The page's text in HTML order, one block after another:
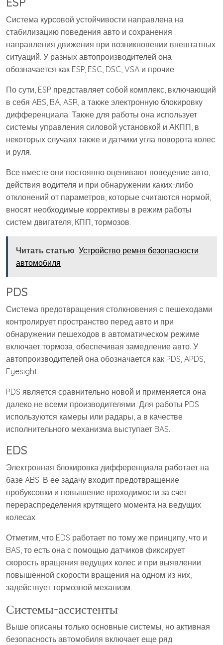
Система курсовой устойчивости направлена на
стабилизацию поведения авто и сохранения
направления движения при возникновении внештатных
ситуаций. У разных автопроизводителей она
обозначается как ESP, ESC, DSC, VSA и прочие.
По сути, ESP представляет собой комплекс, включающий
в себя ABS, BA, ASR, а также электронную блокировку
дифференциала. Также для работы она использует
системы управления силовой установкой и АКПП, в
некоторых случаях также и датчики угла поворота колес
и руля.
Все вместе они постоянно оценивают поведение авто,
действия водителя и при обнаружении каких-либо
отклонений от параметров, которые считаются нормой,
вносят необходимые коррективы в режим работы
систем двигателя, КПП, тормозов.
Читать статью Устройство ремня безопасности
автомобиля
PDS
Система предотвращения столкновения с пешеходами
контролирует пространство перед авто и при
обнаружении пешеходов в автоматическом режиме
включает тормоза, обеспечивая замедление авто. У
автопроизводителей она обозначается как PDS, APDS,
Eyesight.
PDS является сравнительно новой и применяется она
далеко не всеми производителями. Для работы PDS
используются камеры или радары, а в качестве
исполнительного механизма выступает BAS.
EDS
Электронная блокировка дифференциала работает на
базе ABS. В ее задачу входит предотвращение
пробуксовки и повышение проходимости за счет
перераспределения крутящего момента на ведущих
колесах.
Отметим, что EDS работает по тому же принципу, что и
BAS, то есть она с помощью датчиков фиксирует
скорость вращения ведущих колес и при выявлении
повышенной скорости вращения на одном из них,
задействует тормозной механизм.
Системы-ассистенты
Выше описаны только основные системы, но активная
безопасность автомобиля включает еще ряд